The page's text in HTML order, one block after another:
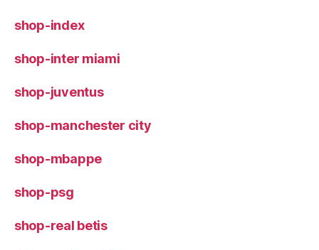
shop-index
shop-inter miami
shop-juventus
shop-manchester city
shop-mbappe
shop-psg
shop-real betis